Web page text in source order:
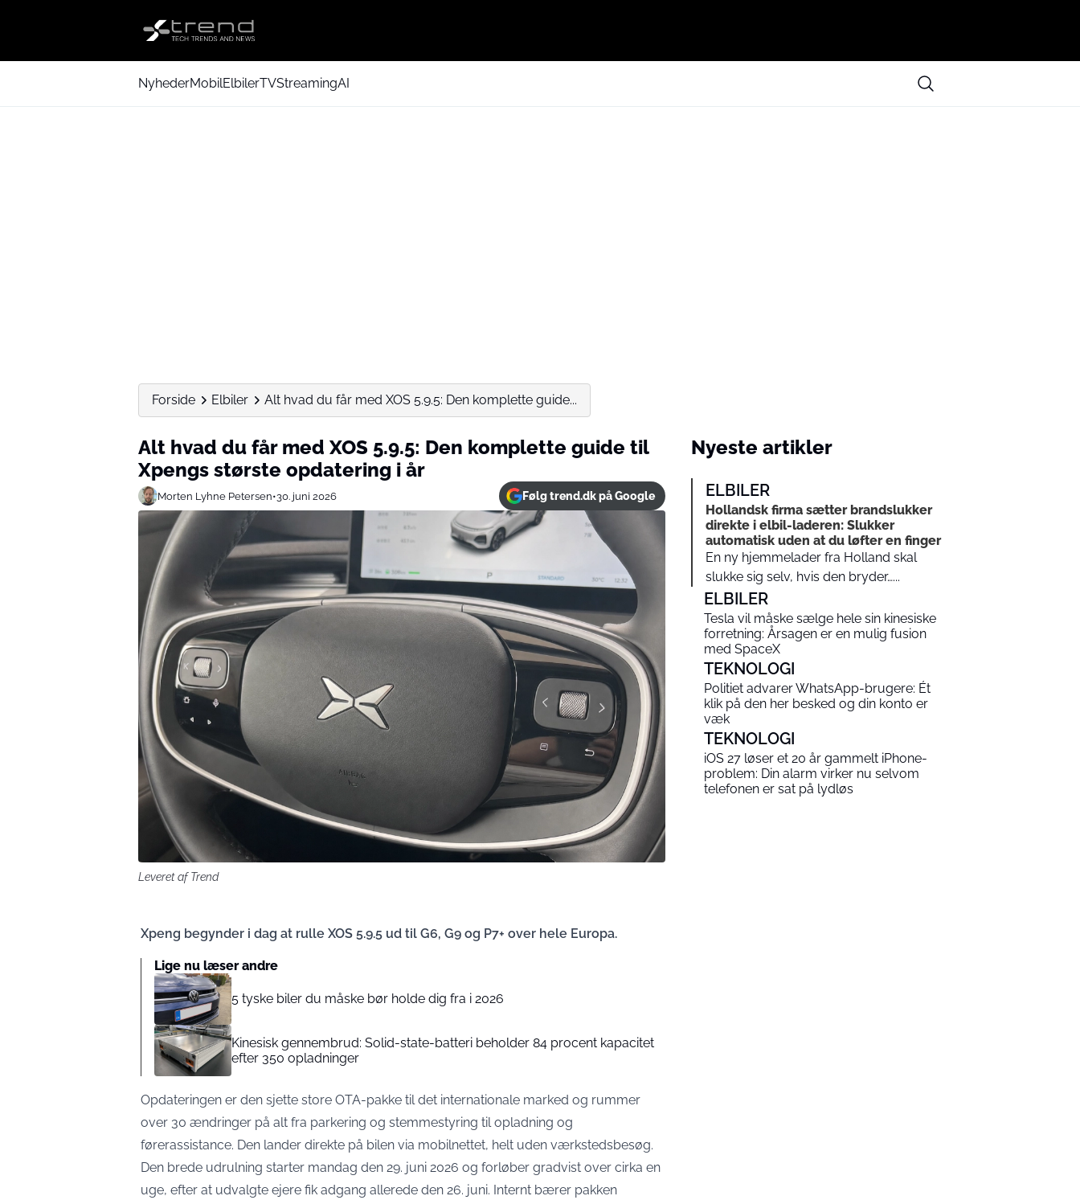
NyhederMobilElbilerTVStreamingAI
Forside Elbiler Alt hvad du får med XOS 5.9.5: Den komplette guide...
Alt hvad du får med XOS 5.9.5: Den komplette guide til
Xpengs største opdatering i år
Morten Lyhne Petersen•30. juni 2026 Følg trend.dk på Google
Leveret af Trend
Xpeng begynder i dag at rulle XOS 5.9.5 ud til G6, G9 og P7+ over hele Europa.
Lige nu læser andre
5 tyske biler du måske bør holde dig fra i 2026
Kinesisk gennembrud: Solid-state-batteri beholder 84 procent kapacitet
efter 350 opladninger
Opdateringen er den sjette store OTA-pakke til det internationale marked og rummer
over 30 ændringer på alt fra parkering og stemmestyring til opladning og
førerassistance. Den lander direkte på bilen via mobilnettet, helt uden værkstedsbesøg.
Den brede udrulning starter mandag den 29. juni 2026 og forløber gradvist over cirka en
uge, efter at udvalgte ejere fik adgang allerede den 26. juni. Internt bærer pakken
Nyeste artikler
ELBILER
Hollandsk firma sætter brandslukker
direkte i elbil-laderen: Slukker
automatisk uden at du løfter en finger
En ny hjemmelader fra Holland skal
slukke sig selv, hvis den bryder…...
ELBILER
Tesla vil måske sælge hele sin kinesiske
forretning: Årsagen er en mulig fusion
med SpaceX
TEKNOLOGI
Politiet advarer WhatsApp-brugere: Ét
klik på den her besked og din konto er
væk
TEKNOLOGI
iOS 27 løser et 20 år gammelt iPhone-
problem: Din alarm virker nu selvom
telefonen er sat på lydløs